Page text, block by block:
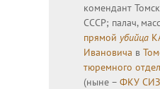
комендант
СССР; палач,
прямой убийца
Ивановича в
тюремного
(ныне – ФКУ